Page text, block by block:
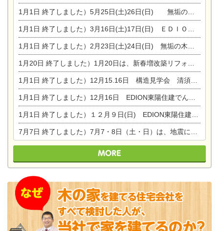
1月1日 終了しました）5月25日(土)26日(日) 無垢の木の家体感見学会開催☆
1月1日 終了しました）3月16日(土)17日(日) ＥＤＩＯＮ東陽住建でんき館 総決算まつり
1月1日 終了しました）2月23日(土)24日(日) 無垢の木の家 完成見学会
1月20日 終了しました）1月20日は、新春増改築リフォームまつり＆家の修理祭り＆家電まつりです。
1月1日 終了しました）12月15.16日 構造見学会 清須市西枇杷島町弁天
1月1日 終了しました）12月16日 EDION東陽住建でんき OPEN第二弾イベント！！
1月1日 終了しました）１２月９日(日) EDION東陽住建でんき館プレＯＰＥＮ！＆家の修理まつり
7月7日 終了しました）7月7・8日（土・日）は、地震に強くて安心！暮らしを楽しむ東濃ひのきの平屋の家体験見学会を開催します。ぜひお越しください。